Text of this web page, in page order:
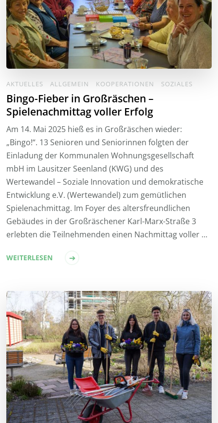
AKTUELLES ALLGEMEIN KOOPERATIONEN SOZIALES
Bingo-Fieber in Großräschen –
Spielenachmittag voller Erfolg
Am 14. Mai 2025 hieß es in Großräschen wieder:
„Bingo!“. 13 Senioren und Seniorinnen folgten der
Einladung der Kommunalen Wohnungsgesellschaft
mbH im Lausitzer Seenland (KWG) und des
Wertewandel – Soziale Innovation und demokratische
Entwicklung e.V. (Wertewandel) zum gemütlichen
Spielenachmittag. Im Foyer des altersfreundlichen
Gebäudes in der Großräschener Karl-Marx-Straße 3
erlebten die Teilnehmenden einen Nachmittag voller …
WEITERLESEN